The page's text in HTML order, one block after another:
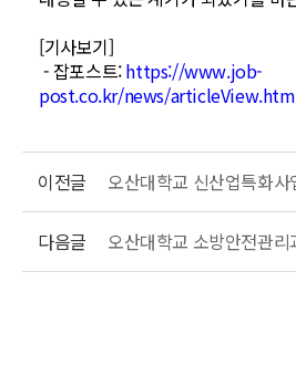
[기사보기]
- 잡포스트:https://www.job-
post.co.kr/news/
이전글
다음글